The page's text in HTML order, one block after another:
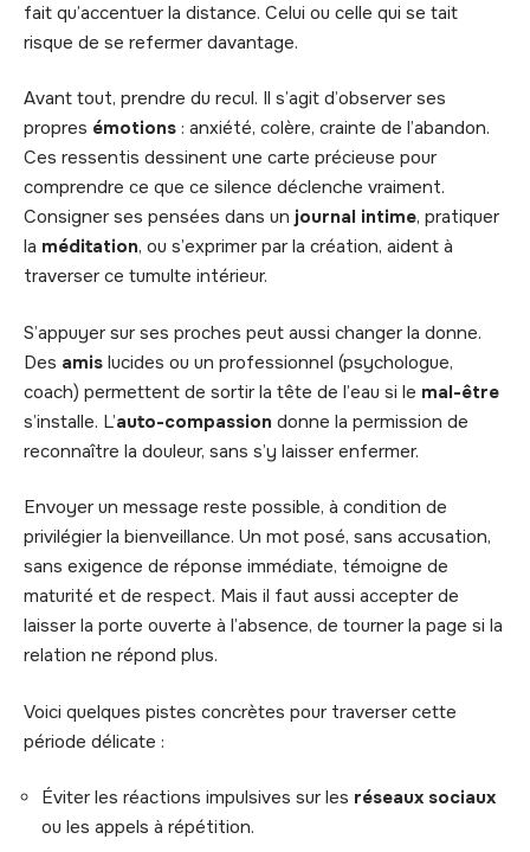
fait qu’accentuer la distance. Celui ou celle qui se tait
risque de se refermer davantage.
Avant tout, prendre du recul. Il s’agit d’observer ses
propres émotions : anxiété, colère, crainte de l’abandon.
Ces ressentis dessinent une carte précieuse pour
comprendre ce que ce silence déclenche vraiment.
Consigner ses pensées dans un journal intime, pratiquer
la méditation, ou s’exprimer par la création, aident à
traverser ce tumulte intérieur.
S’appuyer sur ses proches peut aussi changer la donne.
Des amis lucides ou un professionnel (psychologue,
coach) permettent de sortir la tête de l’eau si le mal-être
s’installe. L’auto-compassion donne la permission de
reconnaître la douleur, sans s’y laisser enfermer.
Envoyer un message reste possible, à condition de
privilégier la bienveillance. Un mot posé, sans accusation,
sans exigence de réponse immédiate, témoigne de
maturité et de respect. Mais il faut aussi accepter de
laisser la porte ouverte à l’absence, de tourner la page si la
relation ne répond plus.
Voici quelques pistes concrètes pour traverser cette
période délicate :
Éviter les réactions impulsives sur les réseaux sociaux
ou les appels à répétition.